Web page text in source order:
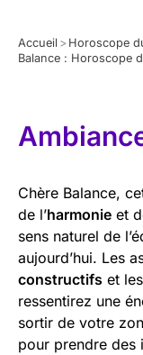
Accueil > Horoscope
Balance : Horoscope
Chère Balance,
de l’harmonie et
sens naturel de
aujourd’hui. Les
constructifs et
ressentirez une
sortir de votre
pour prendre des